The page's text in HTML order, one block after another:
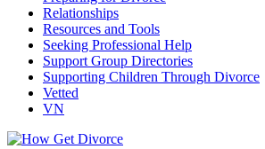
Relationships
Resources and Tools
Seeking Professional Help
Support Group Directories
Supporting Children Through Divorce
Vetted
VN